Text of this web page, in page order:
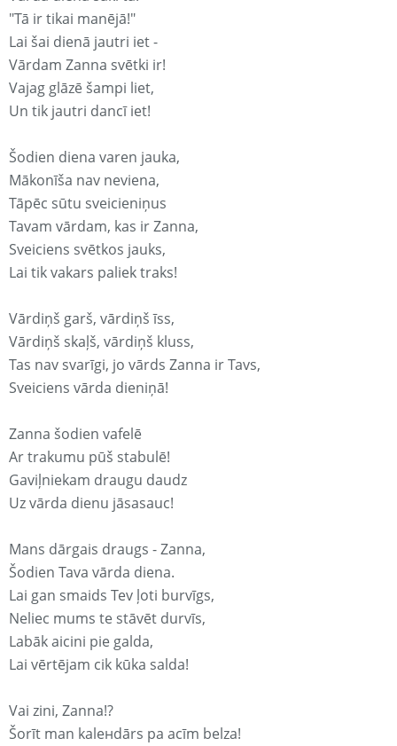
"Tā ir tikai manējā!"
Lai šai dienā jautri iet -
Vārdam Zanna svētki ir!
Vajag glāzē šampi liet,
Un tik jautri dancī iet!
Šodien diena varen jauka,
Mākonīša nav neviena,
Tāpēc sūtu sveicieniņus
Tavam vārdam, kas ir Zanna,
Sveiciens svētkos jauks,
Lai tik vakars paliek traks!
Vārdiņš garš, vārdiņš īss,
Vārdiņš skaļš, vārdiņš kluss,
Tas nav svarīgi, jo vārds Zanna ir Tavs,
Sveiciens vārda dieniņā!
Zanna šodien vafelē
Ar trakumu pūš stabulē!
Gaviļniekam draugu daudz
Uz vārda dienu jāsasauc!
Mans dārgais draugs - Zanna,
Šodien Tava vārda diena.
Lai gan smaids Tev ļoti burvīgs,
Neliec mums te stāvēt durvīs,
Labāk aicini pie galda,
Lai vērtējam cik kūka salda!
Vai zini, Zanna!?
Šorīt man kaleнdārs pa acīm belza!